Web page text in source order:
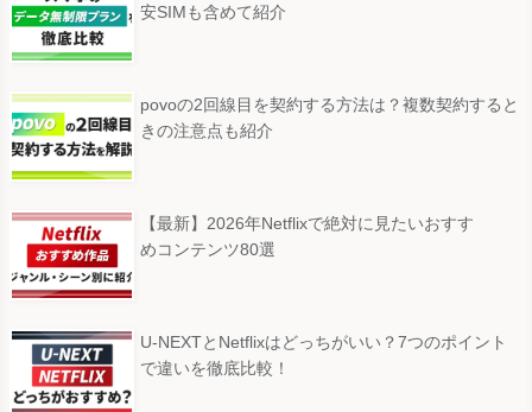
安SIMも含めて紹介
povoの2回線目を契約する方法は？複数契約すると
きの注意点も紹介
【最新】2026年Netflixで絶対に見たいおすす
めコンテンツ80選
U-NEXTとNetflixはどっちがいい？7つのポイント
で違いを徹底比較！